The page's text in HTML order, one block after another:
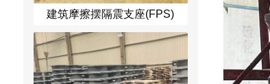
建筑摩擦摆隔震支座(FPS)